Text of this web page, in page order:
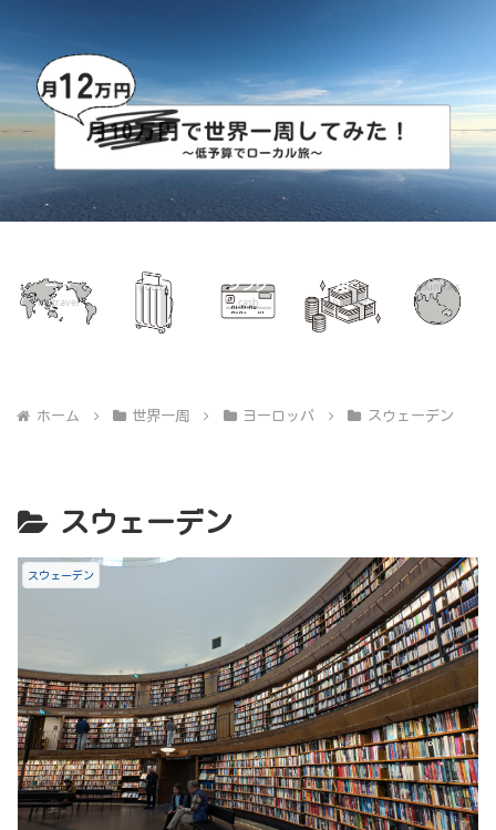
ート
mytravel
グッズ
goods
シング
cash
用
mybudget
countries
ホーム 世界一周 ヨーロッパ スウェーデン
スウェーデン
スウェーデン